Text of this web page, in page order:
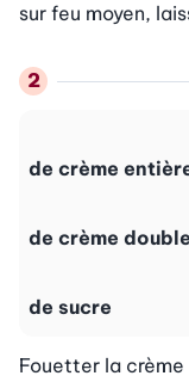
sur feu moyen,
de crème
de crème double
de sucre
Fouetter la